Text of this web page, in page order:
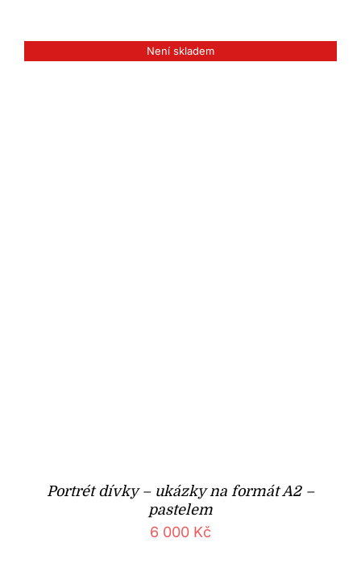
Není skladem
Portrét dívky – ukázky na formát A2 –
pastelem
6 000 Kč